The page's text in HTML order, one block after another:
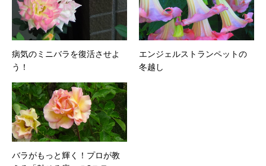
病気のミニバラを復活させよ
う！
エンジェルストランペットの
冬越し
バラがもっと輝く！プロが教